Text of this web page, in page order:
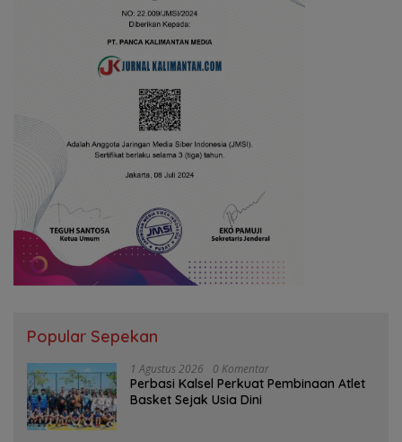
Popular Sepekan
1 Agustus 2026 0 Komentar
Perbasi Kalsel Perkuat Pembinaan Atlet
Basket Sejak Usia Dini